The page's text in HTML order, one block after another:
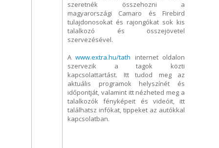
szeretnék összehozni a
magyarországi Camaro és Firebird
tulajdonosokat és rajongókat sok kis
talalkozó és összejövetel
szervezésével.
Awww.extra.hu/tath internet oldalon
szervezik a tagok közti
kapcsolattartást. Itt tudod meg az
aktuális programok helyszínét és
időpontját, valamint itt nézheted meg a
talalkozók fényképeit és videóit, itt
találhatsz infókat, tippeket az autókkal
kapcsolatban.